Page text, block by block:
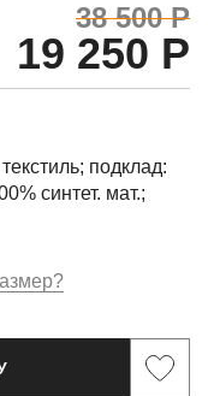
38 500 Р
19 250 Р
подклад:
синтет. мат.;